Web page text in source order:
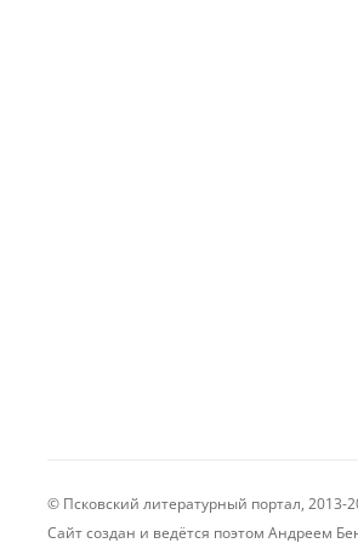
© Псковский литературный портал, 2013-
Сайт создан и ведётся поэтом Андреем